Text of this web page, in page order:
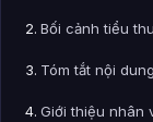
Bối cảnh tiểu
Tóm tắt nội dung
Giới thiệu nhân